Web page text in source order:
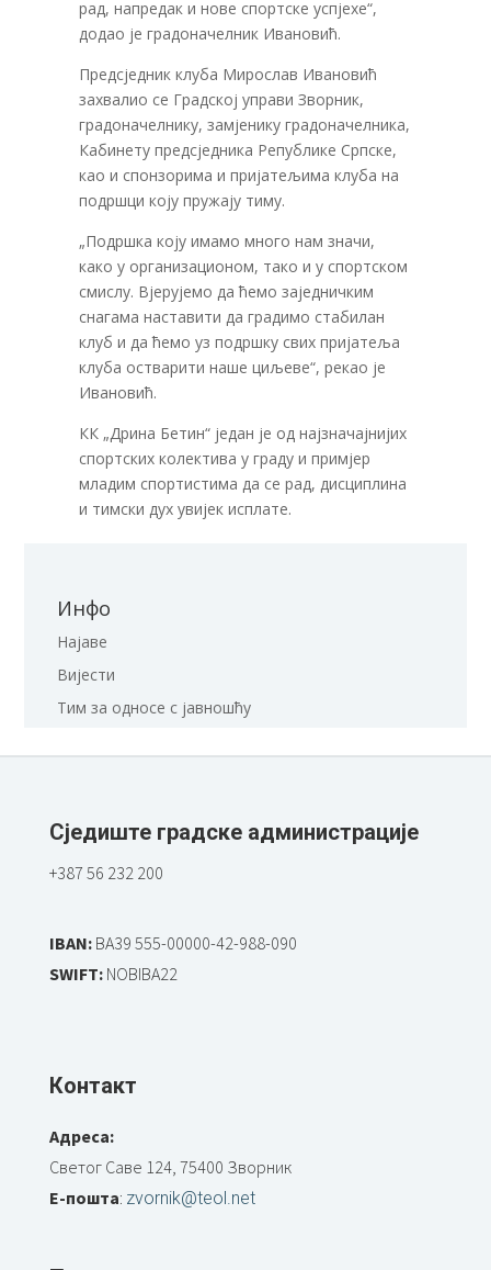
рад, напредак и нове спортске успјехе“,
додао је градоначелник Ивановић.
Предсједник клуба Мирослав Ивановић
захвалио се Градској управи Зворник,
градоначелнику, замјенику градоначелника,
Кабинету предсједника Републике Српске,
као и спонзорима и пријатељима клуба на
подршци коју пружају тиму.
„Подршка коју имамо много нам значи,
како у организационом, тако и у спортском
смислу. Вјерујемо да ћемо заједничким
снагама наставити да градимо стабилан
клуб и да ћемо уз подршку свих пријатеља
клуба остварити наше циљеве“, рекао је
Ивановић.
КК „Дрина Бетин“ један је од најзначајнијих
спортских колектива у граду и примјер
младим спортистима да се рад, дисциплина
и тимски дух увијек исплате.
Инфо
Најаве
Вијести
Тим за односе с јавношћу
Сједиште градске администрације
+387 56 232 200
IBAN:BA39 555-00000-42-988-090
SWIFT:NOBIBA22
Контакт
Адреса:
Светог Саве 124, 75400 Зворник
Е-пошта: zvornik@teol.net